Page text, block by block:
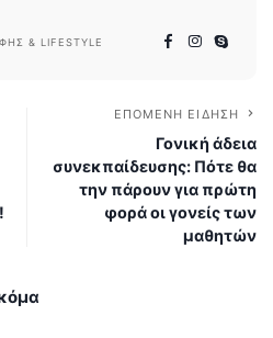
& LIFESTYLE
ΕΠΌΜΕΝΗ ΕΊΔΗΣΗ
Γονική άδεια
συνεκπαίδευσης: Πότε θα
την πάρουν για πρώτη
φορά οι γονείς των
μαθητών